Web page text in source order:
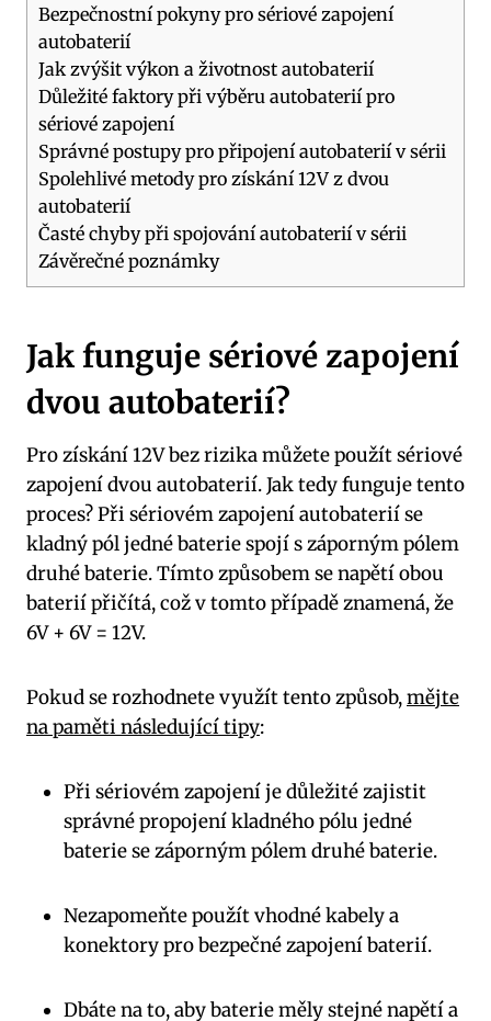
Bezpečnostní pokyny pro sériové zapojení
autobaterií
Jak zvýšit výkon a životnost autobaterií
Důležité faktory při výběru autobaterií pro
sériové zapojení
Správné postupy pro připojení autobaterií v sérii
Spolehlivé metody pro získání 12V z dvou
autobaterií
Časté chyby při spojování autobaterií v sérii
Závěrečné poznámky
Jak funguje sériové zapojení
dvou autobaterií?
Pro získání 12V bez rizika můžete použít sériové
zapojení dvou autobaterií. Jak tedy funguje tento
proces? Při sériovém zapojení autobaterií se
kladný pól jedné baterie spojí s záporným pólem
druhé baterie. Tímto způsobem se napětí obou
baterií přičítá, což v tomto případě znamená, že
6V + 6V = 12V.
Pokud se rozhodnete využít tento způsob,mějte
na paměti následující tipy:
Při sériovém zapojení je důležité zajistit
správné propojení kladného pólu jedné
baterie se záporným pólem druhé baterie.
Nezapomeňte použít vhodné kabely a
konektory pro bezpečné zapojení baterií.
Dbáte na to, aby baterie měly stejné napětí a